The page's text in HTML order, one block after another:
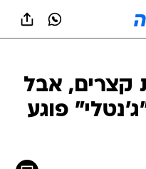
קצרים, אבל
פוגע